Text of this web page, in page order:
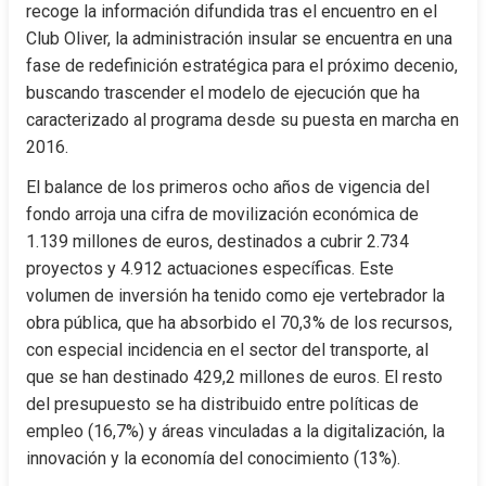
recoge la información difundida tras el encuentro en el
Club Oliver, la administración insular se encuentra en una
fase de redefinición estratégica para el próximo decenio,
buscando trascender el modelo de ejecución que ha
caracterizado al programa desde su puesta en marcha en
2016.
El balance de los primeros ocho años de vigencia del
fondo arroja una cifra de movilización económica de
1.139 millones de euros, destinados a cubrir 2.734
proyectos y 4.912 actuaciones específicas. Este
volumen de inversión ha tenido como eje vertebrador la
obra pública, que ha absorbido el 70,3% de los recursos,
con especial incidencia en el sector del transporte, al
que se han destinado 429,2 millones de euros. El resto
del presupuesto se ha distribuido entre políticas de
empleo (16,7%) y áreas vinculadas a la digitalización, la
innovación y la economía del conocimiento (13%).